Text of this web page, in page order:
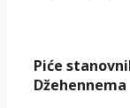
Piće
Džehennema